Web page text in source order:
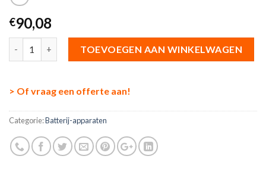
€90,08
TOEVOEGEN AAN WINKELWAGEN
> Of vraag een offerte aan!
Categorie:Batterij-apparaten